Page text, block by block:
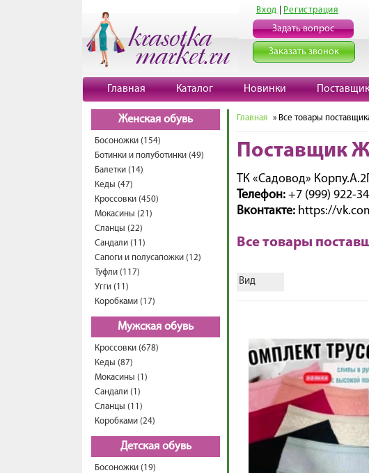
Вход Регистрация
Задать вопрос
Заказать звонок
Главная Каталог Новинки
Женская обувь
Босоножки (154)
Ботинки и полуботинки (49)
Балетки (14)
Кеды (47)
Кроссовки (450)
Мокасины (21)
Сланцы (22)
Сандали (11)
Сапоги и полусапожки (12)
Туфли (117)
Угги (11)
Коробками (17)
Мужская обувь
Кроссовки (678)
Кеды (87)
Мокасины (1)
Сандали (1)
Сланцы (11)
Коробками (24)
Детская обувь
Босоножки (19)
Главная » Все товары
Поставщик
ТК «Садовод»
Телефон: +7 (999) 922-
Вконтакте: https://
Все товары
Вид